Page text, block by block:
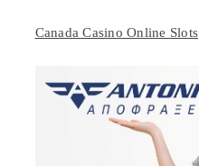
Canada Casino Online Slots